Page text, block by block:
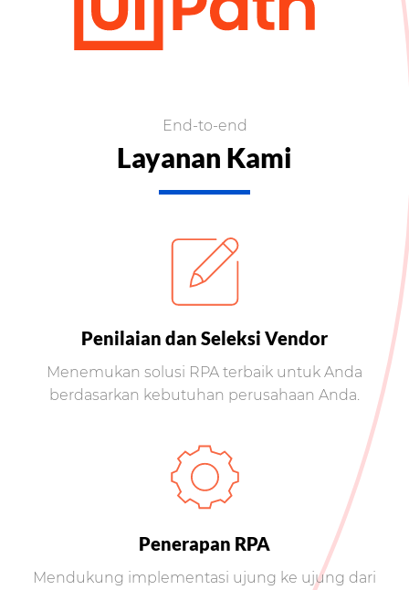
End-to-end
Layanan Kami
Penilaian dan Seleksi Vendor
Menemukan solusi RPA terbaik untuk Anda
berdasarkan kebutuhan perusahaan Anda.
Penerapan RPA
Mendukung implementasi ujung ke ujung dari